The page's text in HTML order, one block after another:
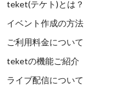
teket(テケト)とは？
イベント作成の方法
ご利用料金について
teketの機能ご紹介
ライブ配信について